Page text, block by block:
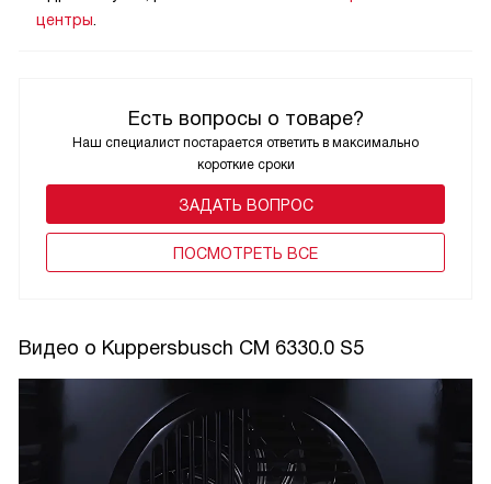
Есть вопросы о товаре?
Наш специалист постарается ответить в максимально
короткие сроки
ЗАДАТЬ ВОПРОС
ПОCМОТРЕТЬ ВСЕ
центры
Видео о Kuppersbusch CM 6330.0 S5